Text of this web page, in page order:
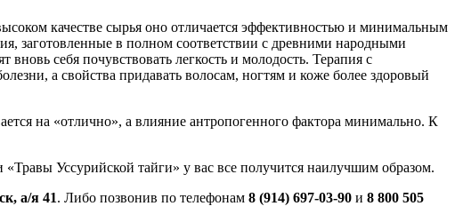
качестве сырья оно отличается эффективностью и минимальным
заготовленные в полном соответствии с древними народными
себя почувствовать легкость и молодость. Терапия с
а свойства придавать волосам, ногтям и коже более здоровый
на «отлично», а влияние антропогенного фактора минимально. К
Уссурийской тайги» у вас все получится наилучшим образом.
а/я 41. Либо позвонив по телефонам 8 (914) 697-03-90 и 8 800 505